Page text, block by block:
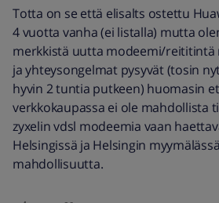
Totta on se että elisalts ostettu
4 vuotta vanha (ei listalla) mutta
merkkistä uutta modeemi/reititintä
ja yhteysongelmat pysyvät (tosin
hyvin 2 tuntia putkeen) huomasin
verkkokaupassa ei ole mahdollista
zyxelin vdsl modeemia vaan
Helsingissä ja Helsingin
mahdollisuutta.